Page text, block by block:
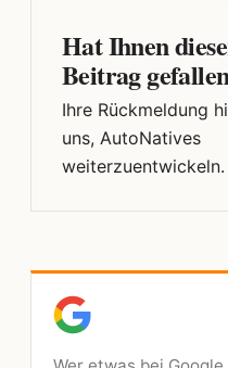
Hat Ihnen
Beitrag
Ihre Rückmeldung
uns, AutoNatives
weiterzuentwickeln.